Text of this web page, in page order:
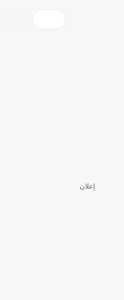
إعلان